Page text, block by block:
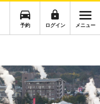
予約 ログイン メニュー